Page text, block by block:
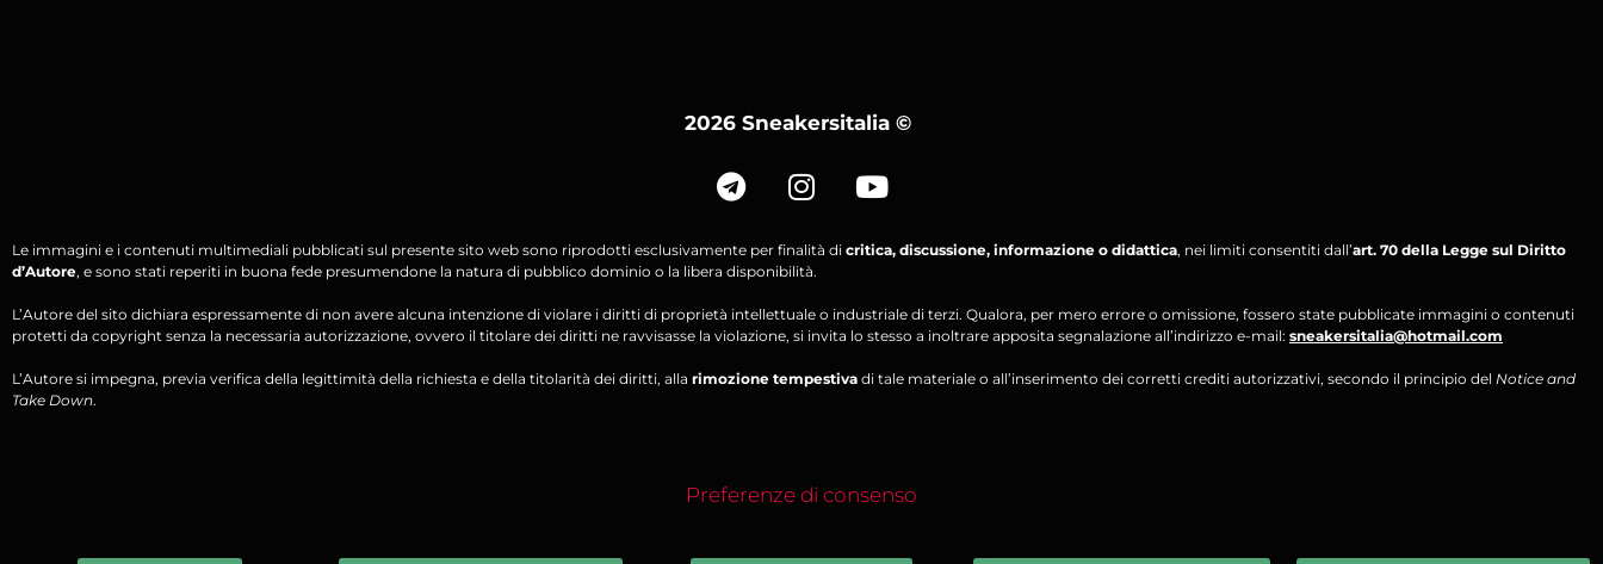
2026 Sneakersitalia©
Le immagini e i contenuti multimediali pubblicati sul presente sito web sono riprodotti esclusivamente per finalità di critica, discussione, informazione o didattica, nei limiti consentiti dall’art. 70 della Legge sul Diritto
d’Autore, e sono stati reperiti in buona fede presumendone la natura di pubblico dominio o la libera disponibilità.
L’Autore del sito dichiara espressamente di non avere alcuna intenzione di violare i diritti di proprietà intellettuale o industriale di terzi. Qualora, per mero errore o omissione, fossero state pubblicate immagini o contenuti
protetti da copyright senza la necessaria autorizzazione, ovvero il titolare dei diritti ne ravvisasse la violazione, si invita lo stesso a inoltrare apposita segnalazione all’indirizzo e-mail: sneakersitalia@hotmail.com
L’Autore si impegna, previa verifica della legittimità della richiesta e della titolarità dei diritti, alla rimozione tempestiva di tale materiale o all’inserimento dei corretti crediti autorizzativi, secondo il principio del Notice and
Take Down.
Preferenze di consenso